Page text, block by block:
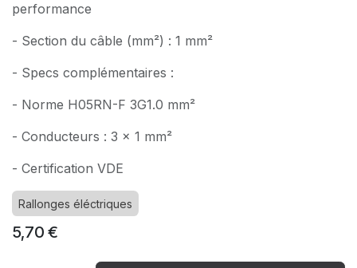
performance
- Section du câble (mm²) : 1 mm²
- Specs complémentaires :
- Norme H05RN-F 3G1.0 mm²
- Conducteurs : 3 x 1 mm²
- Certification VDE
Rallonges éléctriques
5,70 €